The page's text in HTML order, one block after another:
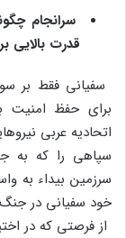
سرانجام
قدرت بالایی
برای حفظ امنیت
اتحادیه عربی
سپاهی را که به
سرزمین بیداء به
خود سفیانی در
از فرصتی که در